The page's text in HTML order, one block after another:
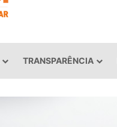
TRANSPARÊNCIA